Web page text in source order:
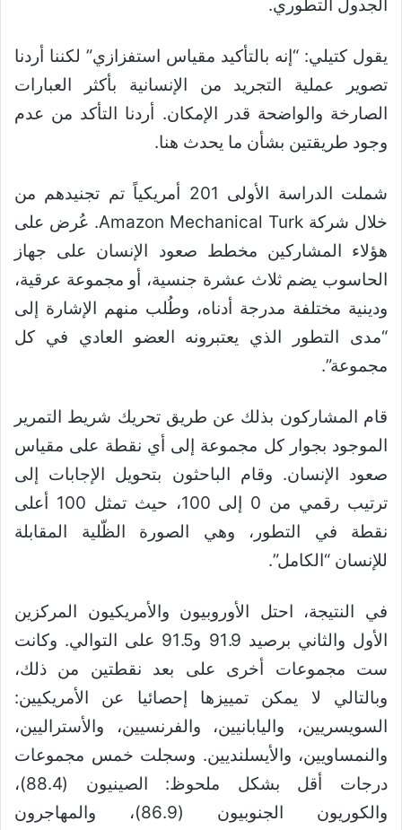
الجدول التطوري.
يقول كتيلي: “إنه بالتأكيد مقياس استفزازي” لكننا أردنا
تصوير عملية التجريد من الإنسانية بأكثر العبارات
الصارخة والواضحة قدر الإمكان. أردنا التأكد من عدم
وجود طريقتين بشأن ما يحدث هنا.
شملت الدراسة الأولى 201 أمريكياً تم تجنيدهم من
خلال شركة Amazon Mechanical Turk. عُرض على
هؤلاء المشاركين مخطط صعود الإنسان على جهاز
الحاسوب يضم ثلاث عشرة جنسية، أو مجموعة عرقية،
ودينية مختلفة مدرجة أدناه، وطُلب منهم الإشارة إلى
“مدى التطور الذي يعتبرونه العضو العادي في كل
مجموعة”.
قام المشاركون بذلك عن طريق تحريك شريط التمرير
الموجود بجوار كل مجموعة إلى أي نقطة على مقياس
صعود الإنسان. وقام الباحثون بتحويل الإجابات إلى
ترتيب رقمي من 0 إلى 100، حيث تمثل 100 أعلى
نقطة في التطور، وهي الصورة الظّلية المقابلة
للإنسان “الكامل”.
في النتيجة، احتل الأوروبيون والأمريكيون المركزين
الأول والثاني برصيد 91.9 و91.5 على التوالي. وكانت
ست مجموعات أخرى على بعد نقطتين من ذلك،
وبالتالي لا يمكن تمييزها إحصائيا عن الأمريكيين:
السويسريين، واليابانيين، والفرنسيين، والأستراليين،
والنمساويين، والأيسلنديين. وسجلت خمس مجموعات
درجات أقل بشكل ملحوظ: الصينيون (88.4)،
والكوريون الجنوبيون (86.9)، والمهاجرون